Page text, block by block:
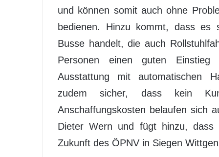
und können somit auch ohne
bedienen. Hinzu kommt, dass es
Busse handelt, die auch
Personen einen guten Einstieg
Ausstattung mit automatischen
zudem sicher, dass kein
Anschaffungskosten belaufen sich
Dieter Wern und fügt hinzu,
Zukunft des ÖPNV in Siegen